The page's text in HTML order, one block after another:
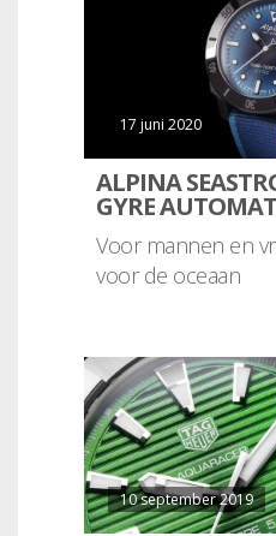
17 juni 2020
ALPINA
GYRE
Voor mannen en
voor de oceaan
10 september 2019